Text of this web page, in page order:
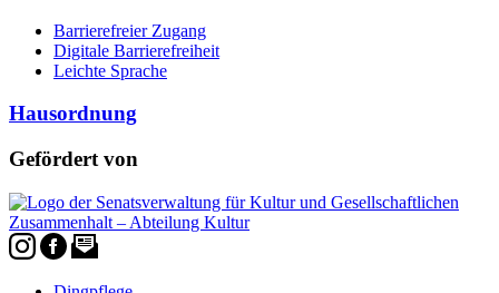
Barrierefreier Zugang
Digitale Barrierefreiheit
Leichte Sprache
Hausordnung
Gefördert von